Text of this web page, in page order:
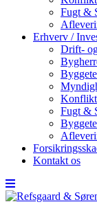
Fugt &
Erhverv /
Drift-
Fugt &
Kontakt os